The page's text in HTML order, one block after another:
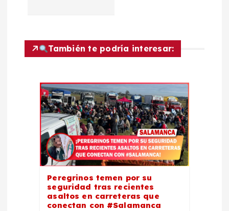
e
También te podría interesar:
Peregrinos temen por su
seguridad tras recientes
asaltos en carreteras que
conectan con #Salamanca